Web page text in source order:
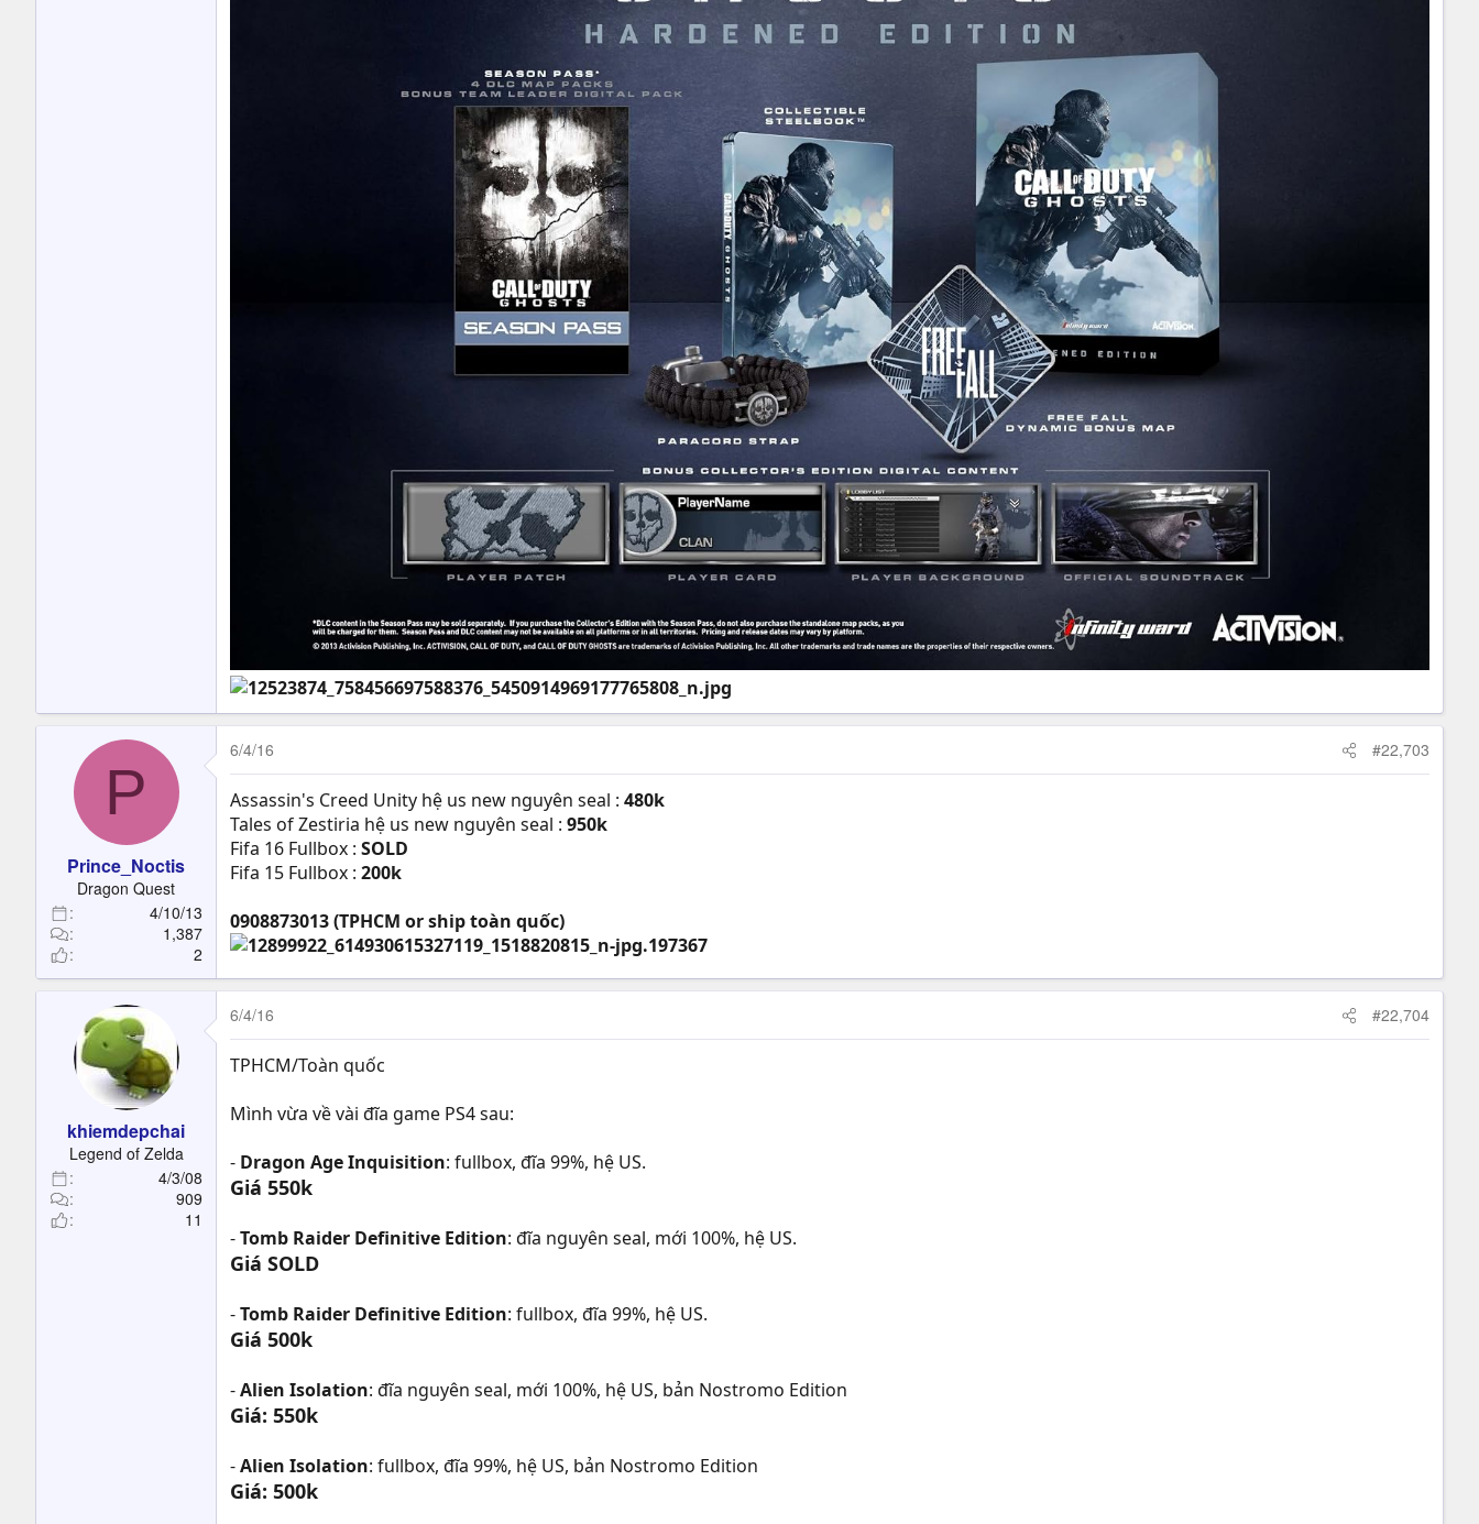
P
Prince_Noctis
Dragon Quest
4/10/13
1,387
2
6/4/16 #22,703
Assassin's Creed Unity hệ us new nguyên seal : 480k
Tales of Zestiria hệ us new nguyên seal : 950k
Fifa 16 Fullbox : SOLD
Fifa 15 Fullbox : 200k
0908873013 (TPHCM or ship toàn quốc)
khiemdepchai
Legend of Zelda
4/3/08
909
11
6/4/16 #22,704
TPHCM/Toàn quốc
Mình vừa về vài đĩa game PS4 sau:
- Dragon Age Inquisition: fullbox, đĩa 99%, hệ US.
Giá 550k
-Tomb Raider Definitive Edition: đĩa nguyên seal, mới 100%, hệ US.
Giá SOLD
-Tomb Raider Definitive Edition: fullbox, đĩa 99%, hệ US.
Giá 500k
-Alien Isolation: đĩa nguyên seal, mới 100%, hệ US, bản Nostromo Edition
Giá: 550k
-Alien Isolation: fullbox, đĩa 99%, hệ US, bản Nostromo Edition
Giá: 500k